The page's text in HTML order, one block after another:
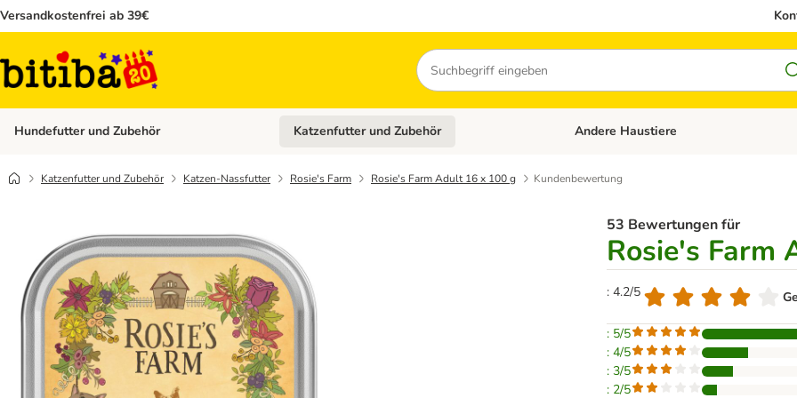
Versandkostenfrei ab 39€
Suchen
Hundefutter und Zubehör Kategorie-Menü öffnen: Hundefutter und Zubehör
Katzenfutter und Zubehör Kategorie-Menü öffnen: Katzenfutter und
Andere Haustiere
Katzenfutter und Zubehör Katzen-Nassfutter Rosie's Farm Rosie's Farm Adult 16 x 100 g Kundenbewertung
53 Bewertungen für
Rosie's Farm
: 4.2/5
: 5/5
: 4/5
: 3/5
: 2/5